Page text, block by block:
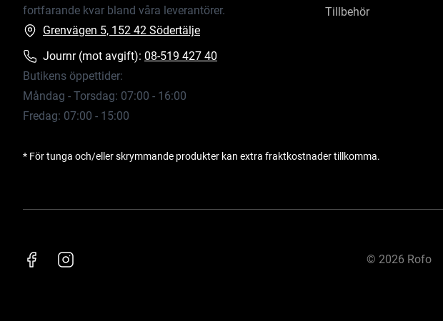
fortfarande kvar bland våra leverantörer.
Grenvägen 5, 152 42 Södertälje
Journr (mot avgift): 08-519 427 40
Butikens öppettider:
Måndag - Torsdag: 07:00 - 16:00
Fredag: 07:00 - 15:00
Tillbehör
* För tunga och/eller skrymmande produkter kan extra fraktkostnader tillkomma.
© 2026 Rofo